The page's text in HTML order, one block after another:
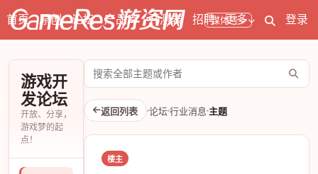
媒体号
首页 原创 论坛 产品库 开测表 招聘 更多 登录
游戏开
发论坛
开放、分享，
游戏梦的起
点！
搜
索
论
坛
返回列表 论坛 行业消息 主题
楼主